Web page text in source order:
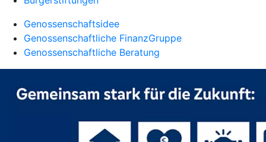
Genossenschaftsidee
Genossenschaftliche FinanzGruppe
Genossenschaftliche Beratung